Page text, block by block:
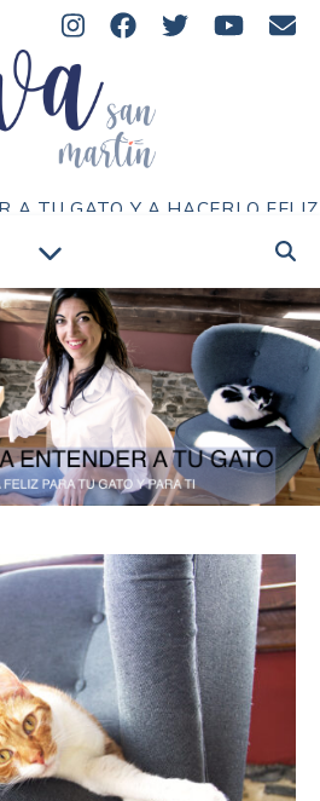
A TU GATO Y A HACERLO FELIZ